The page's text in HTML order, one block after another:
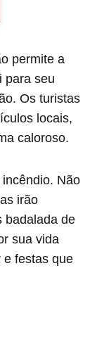
permite a
para seu
Os turistas
locais,
caloroso.
Não
irão
badalada de
sua vida
e festas que